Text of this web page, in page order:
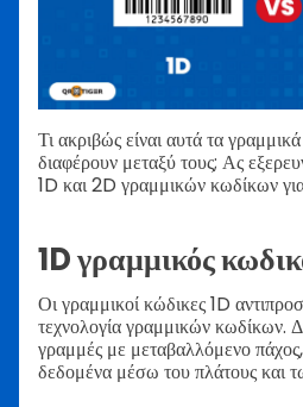
Τι ακριβώς είναι αυτά τα
διαφέρουν μεταξύ τους; Ας
1D και 2D γραμμικών κωδίκων
1D γραμμικός
Οι γραμμικοί κώδικες 1D
τεχνολογία γραμμικών κωδίκων.
γραμμές με μεταβαλλόμενο
δεδομένα μέσω του πλάτους και